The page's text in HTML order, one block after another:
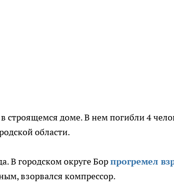
доме. В нем погибли 4
области.
В городском округе Борпрогремел
взорвался компрессор.